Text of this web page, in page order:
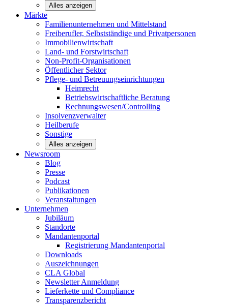
Alles anzeigen
Märkte
Familienunternehmen und Mittelstand
Freiberufler, Selbstständige und Privatpersonen
Immobilienwirtschaft
Land- und Forstwirtschaft
Non-Profit-Organisationen
Öffentlicher Sektor
Pflege- und Betreuungseinrichtungen
Heimrecht
Betriebswirtschaftliche Beratung
Rechnungswesen/Controlling
Insolvenzverwalter
Heilberufe
Sonstige
Alles anzeigen
Newsroom
Blog
Presse
Podcast
Publikationen
Veranstaltungen
Unternehmen
Jubiläum
Standorte
Mandantenportal
Registrierung Mandantenportal
Downloads
Auszeichnungen
CLA Global
NewsletterAnmeldung
Lieferkette und Compliance
Transparenzbericht